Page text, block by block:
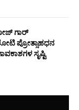
ಗಾರ್
ಪ್ರೋತ್ಸಾಹಧನ
ಸೃಷ್ಟಿ